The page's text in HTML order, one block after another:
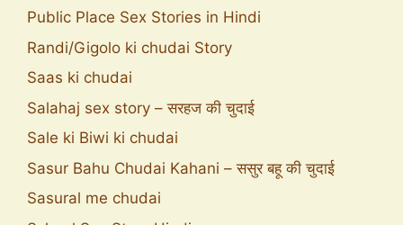
Public Place Sex Stories in Hindi
Randi/Gigolo ki chudai Story
Saas ki chudai
Salahaj sex story – सरहज की चुदाई
Sale ki Biwi ki chudai
Sasur Bahu Chudai Kahani – ससुर बहू की चुदाई
Sasural me chudai